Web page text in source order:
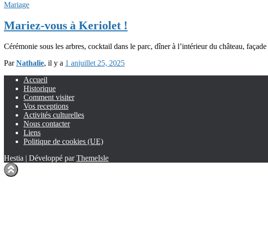
Mariage
Mariez-vous à Keriolet !
Cérémonie sous les arbres, cocktail dans le parc, dîner à l’intérieur du château,
ParNathalie, il y a 1 anjuillet 25, 2025
Accueil
Historique
Comment visiter
Vos receptions
Activités culturelles
Nous contacter
Liens
Politique de cookies (UE)
Hestia | Développé parThemeIsle